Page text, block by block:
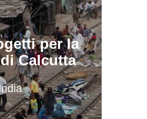
per la
Calcutta